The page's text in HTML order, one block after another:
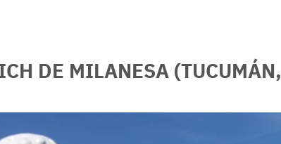
DE MILANESA (TUCUMÁN,